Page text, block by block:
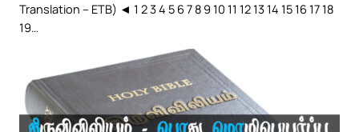
Translation – ETB) ◄ 1 2 3 4 5 6 7 8 9 10 11 12 13 14 15 16 17 18
19…